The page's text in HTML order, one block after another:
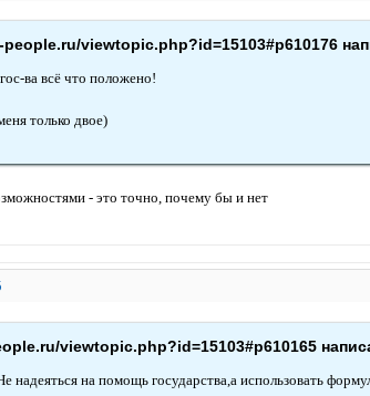
viewtopic.php?id=15103#p610176
ва всё что положено!
только двое)
- это точно, почему бы и нет
viewtopic.php?id=15103#p610165
надеяться на помощь государства,а использовать